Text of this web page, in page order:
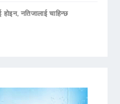
होइन, नतिजालाई चाहिन्छ